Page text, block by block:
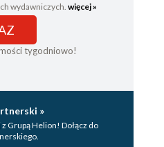
wydawniczych. więcej »
tygodniowo!
»
Grupą Helion! Dołącz do